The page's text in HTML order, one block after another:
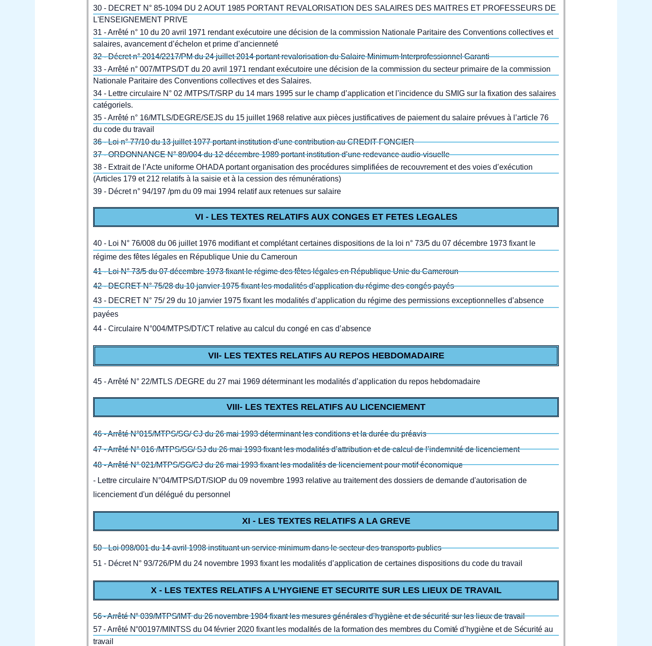
30 - DECRET N° 85-1094 DU 2 AOUT 1985 PORTANT REVALORISATION DES SALAIRES DES MAITRES ET PROFESSEURS DE
L'ENSEIGNEMENT PRIVE
31 - Arrêté n° 10 du 20 avril 1971 rendant exécutoire une décision de la commission Nationale Paritaire des Conventions collectives et
salaires, avancement d’échelon et prime d’ancienneté
32 - Décret n° 2014/2217/PM du 24 juillet 2014 portant revalorisation du Salaire Minimum Interprofessionnel Garanti
33 - Arrêté n° 007/MTPS/DT du 20 avril 1971 rendant exécutoire une décision de la commission du secteur primaire de la commission
Nationale Paritaire des Conventions collectives et des Salaires.
34 - Lettre circulaire N° 02 /MTPS/T/SRP du 14 mars 1995 sur le champ d’application et l’incidence du SMIG sur la fixation des salaires
catégoriels.
35 - Arrêté n° 16/MTLS/DEGRE/SEJS du 15 juillet 1968 relative aux pièces justificatives de paiement du salaire prévues à l’article 76
du code du travail
36 - Loi n° 77/10 du 13 juillet 1977 portant institution d’une contribution au CREDIT FONCIER
37 - ORDONNANCE N° 89/004 du 12 décembre 1989 portant institution d’une redevance audio-visuelle
38 - Extrait de l’Acte uniforme OHADA portant organisation des procédures simplifiées de recouvrement et des voies d’exécution
(Articles 179 et 212 relatifs à la saisie et à la cession des rémunérations)
39 - Décret n° 94/197 /pm du 09 mai 1994 relatif aux retenues sur salaire
VI - LES TEXTES RELATIFS AUX CONGES ET FETES LEGALES
40 - Loi N° 76/008 du 06 juillet 1976 modifiant et complétant certaines dispositions de la loi n° 73/5 du 07 décembre 1973 fixant le
régime des fêtes légales en République Unie du Cameroun
41 - Loi N° 73/5 du 07 décembre 1973 fixant le régime des fêtes légales en République Unie du Cameroun
42 - DECRET N° 75/28 du 10 janvier 1975 fixant les modalités d’application du régime des congés payés
43 - DECRET N° 75/ 29 du 10 janvier 1975 fixant les modalités d’application du régime des permissions exceptionnelles d’absence
payées
44 - Circulaire N°004/MTPS/DT/CT relative au calcul du congé en cas d’absence
VII- LES TEXTES RELATIFS AU REPOS HEBDOMADAIRE
45 - Arrêté N° 22/MTLS /DEGRE du 27 mai 1969 déterminant les modalités d’application du repos hebdomadaire
VIII- LES TEXTES RELATIFS AU LICENCIEMENT
46 - Arrêté N°015/MTPS/SG/ CJ du 26 mai 1993 déterminant les conditions et la durée du préavis
47 - Arrêté N° 016 /MTPS/SG/ SJ du 26 mai 1993 fixant les modalités d’attribution et de calcul de l’indemnité de licenciement
48 - Arrêté N° 021/MTPS/SG/CJ du 26 mai 1993 fixant les modalités de licenciement pour motif économique
- Lettre circulaire N°04/MTPS/DT/SIOP du 09 novembre 1993 relative au traitement des dossiers de demande d'autorisation de
licenciement d'un délégué du personnel
XI - LES TEXTES RELATIFS A LA GREVE
50 - Loi 098/001 du 14 avril 1998 instituant un service minimum dans le secteur des transports publics
51 - Décret N° 93/726/PM du 24 novembre 1993 fixant les modalités d’application de certaines dispositions du code du travail
X - LES TEXTES RELATIFS A L’HYGIENE ET SECURITE SUR LES LIEUX DE TRAVAIL
56 - Arrêté N° 039/MTPS/IMT du 26 novembre 1984 fixant les mesures générales d’hygiène et de sécurité sur les lieux de travail
57 - Arrêté N°00197/MINTSS du 04 février 2020 fixant les modalités de la formation des membres du Comité d’hygiène et de Sécurité au
travail